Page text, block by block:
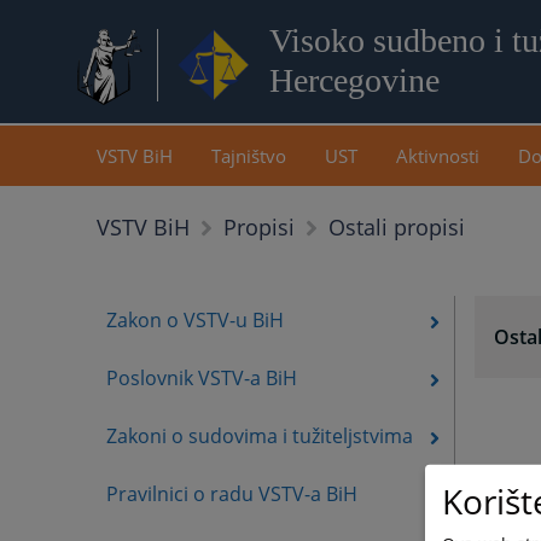
Visoko sudbeno i
Hercegovine
VSTV BiH Tajništvo UST Aktivnosti
VSTV BiH Propisi Ostali propisi
Zakon o VSTV-u BiH
Poslovnik VSTV-a BiH
Zakoni o sudovima i tužiteljstvima
Pravilnici o radu VSTV-a BiH